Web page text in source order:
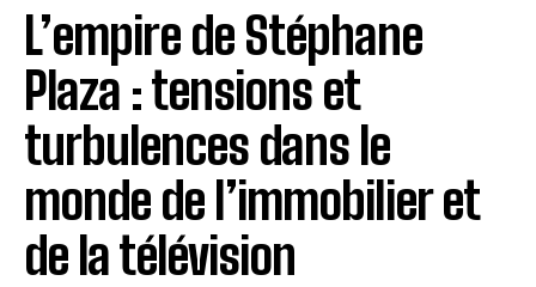
L’empire de Stéphane
Plaza : tensions et
turbulences dans le
monde de l’immobilier et
de la télévision